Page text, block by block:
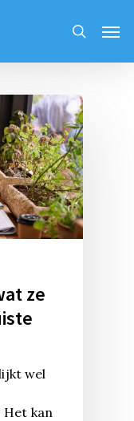
search
ze
wel
Het kan